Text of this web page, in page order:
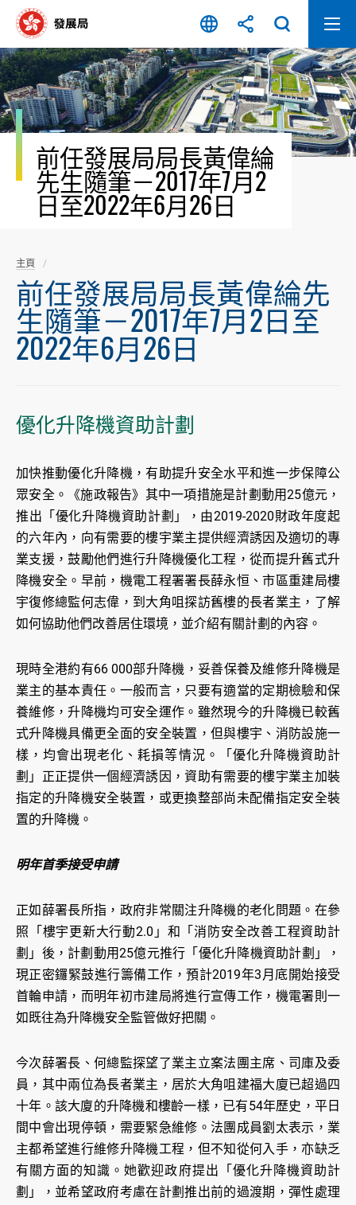
容
開
始
前任發展局局長黃偉綸
先生隨筆－2017年7月2
日至2022年6月26日
主頁
前任發展局局長黃偉綸先
生隨筆－2017年7月2日至
2022年6月26日
優化升降機資助計劃
加快推動優化升降機，有助提升安全水平和進一步保障公
眾安全。《施政報告》其中一項措施是計劃動用25億元，
推出「優化升降機資助計劃」，由2019-2020財政年度起
的六年內，向有需要的樓宇業主提供經濟誘因及適切的專
業支援，鼓勵他們進行升降機優化工程，從而提升舊式升
降機安全。早前，機電工程署署長薛永恒、市區重建局樓
宇復修總監何志偉，到大角咀探訪舊樓的長者業主，了解
如何協助他們改善居住環境，並介紹有關計劃的內容。
現時全港約有66 000部升降機，妥善保養及維修升降機是
業主的基本責任。一般而言，只要有適當的定期檢驗和保
養維修，升降機均可安全運作。雖然現今的升降機已較舊
式升降機具備更全面的安全裝置，但與樓宇、消防設施一
樣，均會出現老化、耗損等情況。「優化升降機資助計
劃」正正提供一個經濟誘因，資助有需要的樓宇業主加裝
指定的升降機安全裝置，或更換整部尚未配備指定安全裝
置的升降機。
明年首季接受申請
正如薛署長所指，政府非常關注升降機的老化問題。在參
照「樓宇更新大行動2.0」和「消防安全改善工程資助計
劃」後，計劃動用25億元推行「優化升降機資助計劃」，
現正密鑼緊鼓進行籌備工作，預計2019年3月底開始接受
首輪申請，而明年初市建局將進行宣傳工作，機電署則一
如既往為升降機安全監管做好把關。
今次薛署長、何總監探望了業主立案法團主席、司庫及委
員，其中兩位為長者業主，居於大角咀建福大廈已超過四
十年。該大廈的升降機和樓齡一樣，已有54年歷史，平日
間中會出現停頓，需要緊急維修。法團成員劉太表示，業
主都希望進行維修升降機工程，但不知從何入手，亦缺乏
有關方面的知識。她歡迎政府提出「優化升降機資助計
劃」，並希望政府考慮在計劃推出前的過渡期，彈性處理